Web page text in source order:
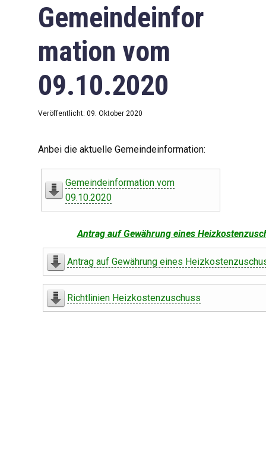
Gemeindeinfor
mation vom
09.10.2020
Veröffentlicht: 09. Oktober 2020
Anbei die aktuelle Gemeindeinformation:
Gemeindeinformation vom
09.10.2020
Antrag auf Gewährung eines
Antrag auf Gewährung eines
Richtlinien Heizkostenzuschuss